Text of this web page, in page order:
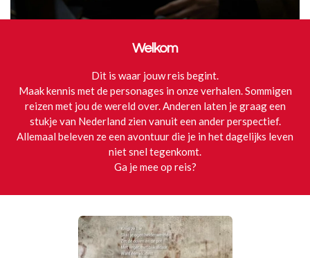
Welkom
Dit is waar jouw reis begint.
Maak kennis met de personages in onze verhalen. Sommigen
reizen met jou de wereld over. Anderen laten je graag een
stukje van Nederland zien vanuit een ander perspectief.
Allemaal beleven ze een avontuur die je in het dagelijks leven
niet snel tegenkomt.
Ga je mee op reis?